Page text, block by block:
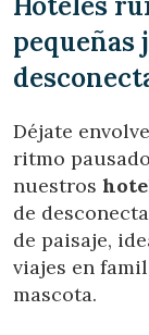
pequeñas
Déjate
ritmo
nuestros
de
de paisaje,
viajes en
mascota.